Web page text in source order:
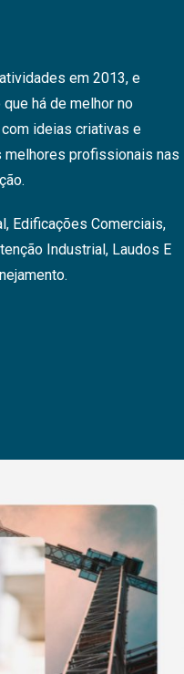
em 2013, e
há de melhor no
ideias criativas e
melhores profissionais nas
Edificações Comerciais,
Industrial, Laudos E